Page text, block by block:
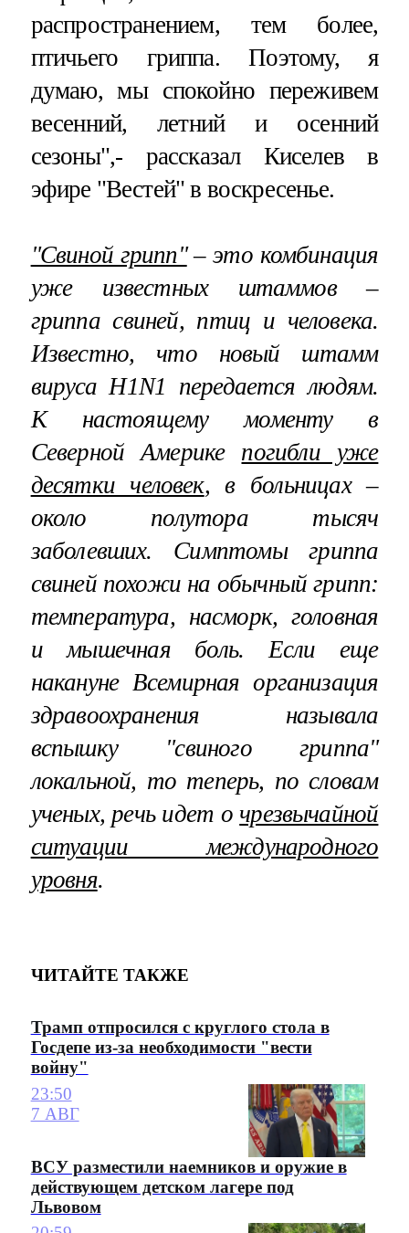
распространением, тем более,
птичьего гриппа. Поэтому, я
думаю, мы спокойно переживем
весенний, летний и осенний
сезоны",- рассказал Киселев в
эфире "Вестей" в воскресенье.
"Свиной грипп"– это комбинация
уже известных штаммов –
гриппа свиней, птиц и человека.
Известно, что новый штамм
вируса H1N1 передается людям.
К настоящему моменту в
Северной Америке погибли уже
десятки человек, в больницах –
около полутора тысяч
заболевших. Симптомы гриппа
свиней похожи на обычный грипп:
температура, насморк, головная
и мышечная боль. Если еще
накануне Всемирная организация
здравоохранения называла
вспышку "свиного гриппа"
локальной, то теперь, по словам
ученых, речь идет очрезвычайной
ситуации международного
уровня.
ЧИТАЙТЕ ТАКЖЕ
Трамп отпросился с круглого стола в
Госдепе из-за необходимости "вести
войну"
23:50
7 АВГ
ВСУ разместили наемников и оружие в
действующем детском лагере под
Львовом